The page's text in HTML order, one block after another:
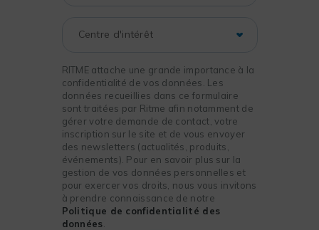
RITME attache une grande importance à la
confidentialité de vos données. Les
données recueillies dans ce formulaire
sont traitées par Ritme afin notamment de
gérer votre demande de contact, votre
inscription sur le site et de vous envoyer
des newsletters (actualités, produits,
événements). Pour en savoir plus sur la
gestion de vos données personnelles et
pour exercer vos droits, nous vous invitons
à prendre connaissance de notre
Politique de confidentialité des
données